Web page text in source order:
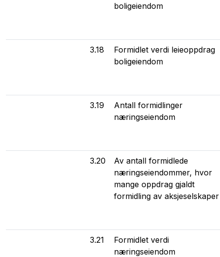
boligeiendom
3.18
Formidlet verdi leieoppdrag
boligeiendom
3.19
Antall formidlinger
næringseiendom
3.20
Av antall formidlede
næringseiendommer, hvor
mange oppdrag gjaldt
formidling av aksjeselskaper
3.21
Formidlet verdi
næringseiendom